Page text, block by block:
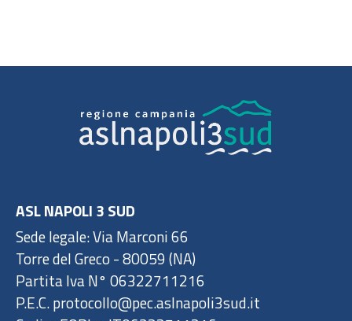
ASL NAPOLI 3 SUD
Sede legale: Via Marconi 66
Torre del Greco - 80059 (NA)
Partita Iva N° 06322711216
P.E.C. protocollo@pec.aslnapoli3sud.it